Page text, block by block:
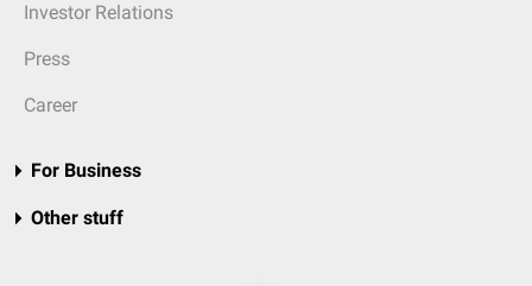
Investor Relations
Press
Career
For Business
Other stuff